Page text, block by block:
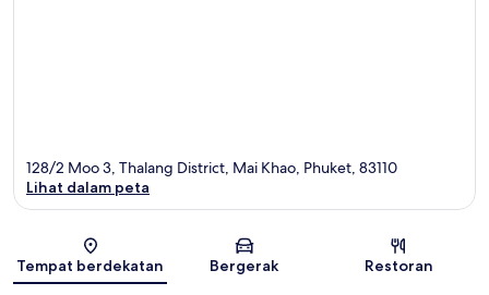
Peta
128/2 Moo 3, Thalang District, Mai Khao, Phuket, 83110
Lihat dalam peta
Tempat berdekatan Bergerak Restoran